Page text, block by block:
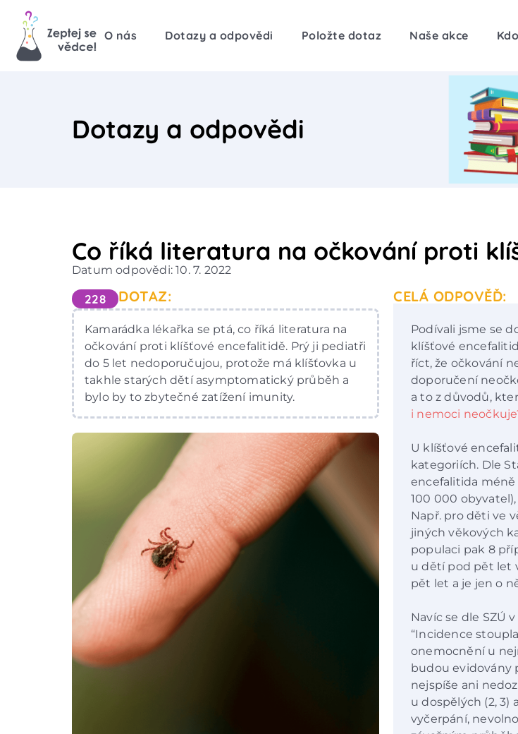
O nás Dotazy a odpovědi Položte dotaz Naše akce
Dotazy a odpovědi
Co říká literatura na očkování proti
Datum odpovědi: 10. 7. 2022
228 DOTAZ:
Kamarádka lékařka se ptá, co říká literatura na
očkování proti klíšťové encefalitidě. Prý ji pediatři
do 5 let nedoporučujou, protože má klíšťovka u
takhle starých dětí asymptomatický průběh a
bylo by to zbytečné zatížení imunity.
CELÁ ODPOVĚĎ:
Podívali jsme se
klíšťové
říct, že očkování
doporučení
a to z důvodů,
i nemoci
U klíšťové
kategoriích. Dle
encefalitida méně
100 000
Např. pro děti ve
jiných věkových
populaci pak 8
u dětí pod pět let
pět let a je jen o
Navíc se dle SZÚ
“Incidence
onemocnění u
budou evidovány
nejspíše ani
u dospělých (2, 3)
vyčerpání,